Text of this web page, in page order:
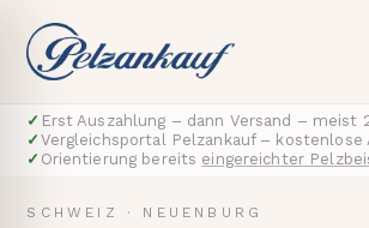
✓ Erst Auszahlung – dann Versand – meist
✓ Vergleichsportal Pelzankauf – kostenlose
✓ Orientierung bereits eingereichter
SCHWEIZ · NEUENBURG